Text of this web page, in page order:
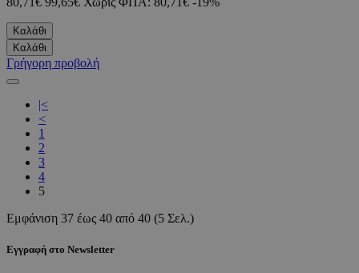
Καλάθι
Καλάθι
Γρήγορη προβολή
|<
<
1
2
3
4
5
Εμφάνιση 37 έως 40 από 40 (5 Σελ.)
Εγγραφή στο Newsletter